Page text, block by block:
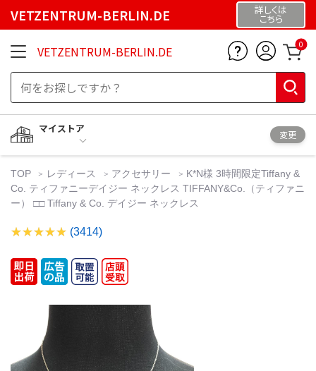
VETZENTRUM-BERLIN.DE 詳しくは
こちら
VETZENTRUM-BERLIN.DE 0
マイストア
変更
TOP レディース アクセサリー
K*N様 3時間限定Tiffany &
Co. ティファニーデイジー ネックレス TIFFANY&Co.（ティファニ
ー） □□ Tiffany & Co. デイジー ネックレス
(3414)